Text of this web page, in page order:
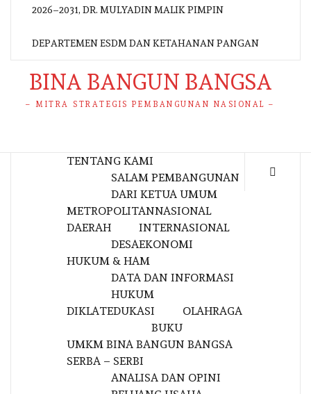
2026–2031, DR. MULYADIN MALIK PIMPIN
DEPARTEMEN ESDM DAN KETAHANAN PANGAN
BINA BANGUN BANGSA
– MITRA STRATEGIS PEMBANGUNAN NASIONAL –
TENTANG KAMI
SALAM PEMBANGUNAN
DARI KETUA UMUM
METROPOLITANNASIONAL
DAERAH
DESA
INTERNASIONAL
EKONOMI
HUKUM & HAM
DATA DAN INFORMASI
HUKUM
DIKLATEDUKASI
BUKU
OLAHRAGA
UMKM BINA BANGUN BANGSA
SERBA – SERBI
ANALISA DAN OPINI